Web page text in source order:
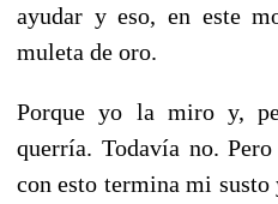
ayudar y eso, en este
muleta de oro.
Porque yo la miro y,
querría. Todavía no.
con esto termina mi susto